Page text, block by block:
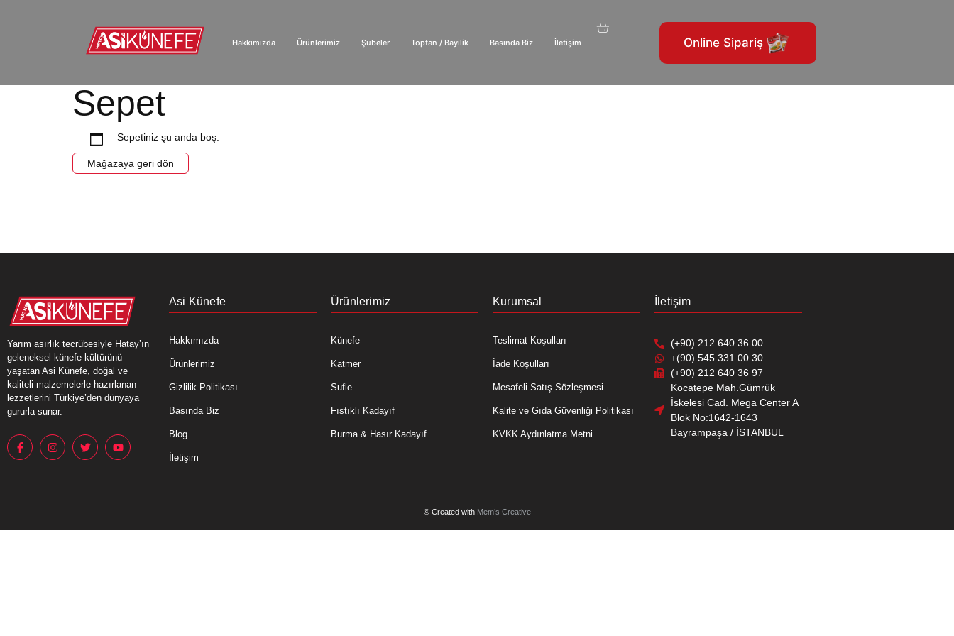
1960’ tan günümüze… Hakkımızda Ürünlerimiz Şubeler Toptan / Bayilik Basında Biz İletişim Online Sipariş
Sepet
Sepetiniz şu anda boş.
Mağazaya geri dön
Yarım asırlık tecrübesiyle Hatay’ın
geleneksel künefe kültürünü
yaşatan Asi Künefe, doğal ve
kaliteli malzemelerle hazırlanan
lezzetlerini Türkiye’den dünyaya
gururla sunar.
Asi Künefe
Hakkımızda
Ürünlerimiz
Gizlilik Politikası
Basında Biz
Blog
İletişim
Ürünlerimiz
Künefe
Katmer
Sufle
Fıstıklı Kadayıf
Burma & Hasır Kadayıf
Kurumsal
Teslimat Koşulları
İade Koşulları
Mesafeli Satış Sözleşmesi
Kalite ve Gıda Güvenliği Politikası
KVKK Aydınlatma Metni
İletişim
(+90) 212 640 36 00
+(90) 545 331 00 30
(+90) 212 640 36 97
Kocatepe Mah.Gümrük
İskelesi Cad. Mega Center A
Blok No:1642-1643
Bayrampaşa / İSTANBUL
© Created with Mem’s Creative